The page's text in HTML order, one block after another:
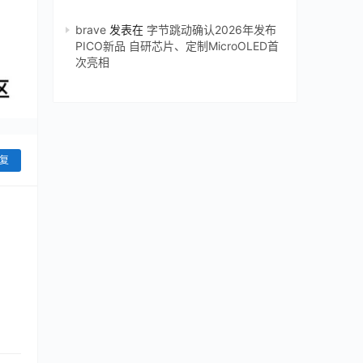
brave 发表在 字节跳动确认2026年发布
PICO新品 自研芯片、定制MicroOLED首
次亮相